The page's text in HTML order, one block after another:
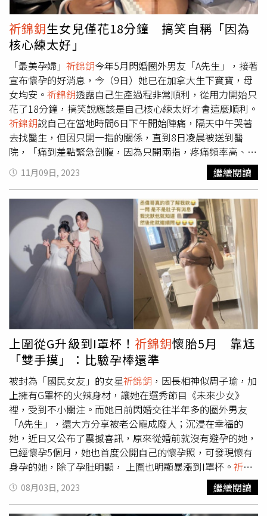
嗆辣的回覆，直球反擊該名酸民。返台後的影片一出，粉絲
紛紛到貼文底下留言歡迎 祈錦鈅回國，「歡迎回來！」、
「辛苦了，這段旅程艱辛又美麗。」、「歡迎回家！」、
「小隻好厲害喲，辛苦媽咪了。」
祈錦鈅生女兒僅花18分鐘 搞笑自稱「因為
核心練太好」
「最美孕婦」 祈錦鈅今年5月閃婚圈外男友「A先生」，接著
宣布懷孕的好消息，今（9日）她已在加拿大生下寶寶，母
女均安。 祈錦鈅透露自己生產過程非常順利，從用力開始只
花了18分鐘，搞笑說應該是自己核心練太好才會這麼順利。
祈錦鈅說自己在當地時間6日下午開始陣痛，隔天中午哭著
去找醫生，但因只開一指的關係，直到8日凌晨被送到醫
院，「痛到差點緊急剖腹，因為只開兩指，疼痛頻率高、強
度高，就是不開」。產前被折磨了兩天，之後打了無痛才稍
微舒緩，祈錦鈅說自己很緊張，因為是第一胎沒有經驗，而
且很多事情都不知道怎麼準備，更表示，陣痛痛起來真的就
跟「十根肋骨一起斷」的感覺一樣，雖然生產前吃足苦頭，
但從用力到生出寶寶，只花了18分鐘。祈錦鈅先前透露到溫
哥華待產費用相當驚人，但她仍決定要在國外生產，原因想
要給孩子更多機會及未來有不同發展，要給予孩子「更大的
天空與世界」。祈錦鈅說生產前吃足苦頭，但從用力到生出
寶寶，只花了18分鐘。（圖／
祈錦鈅提供）
11月09日, 2023 繼續閱讀
上圍從G升級到I罩杯！ 祈錦鈅懷胎5月 靠尪
「雙手摸」：比驗孕棒還準
被封為「國民女友」的女星祈錦鈅 ，因長相神似周子瑜，加
上擁有G罩杯的火辣身材，讓她在選秀節目《未來少女》
裡，受到不小關注。而她日前閃婚交往半年多的圈外男友
「A先生」，還大方分享被老公寵成廢人；沉浸在幸福的
她，近日又公布了震撼喜訊，原來從婚前就沒有避孕的她，
已經懷孕5個月，她也首度公開自己的懷孕照，可發現懷有
身孕的她，除了孕肚明顯， 上圍也明顯暴漲到I罩杯。 祈錦
鈅 對外宣布自己已經懷孕近5個月，預產期在年底，她接受
媒體訪問時透露：「最近在搬家，肚子有突然瞬間變大的感
08月03日, 2023 繼續閱讀